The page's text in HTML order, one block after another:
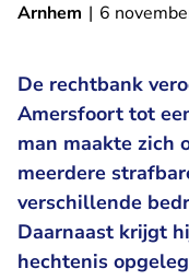
Arnhem | 6
De rechtbank
Amersfoort tot
man maakte zich
meerdere
verschillende
Daarnaast krijgt
hechtenis